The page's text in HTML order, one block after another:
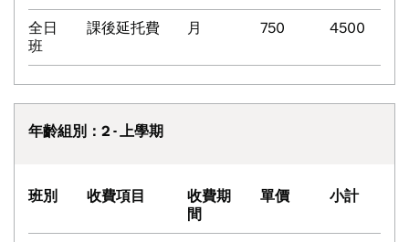
全日
班
課後延托費 月 750 4500
年齡組別：2 - 上學期
班別 收費項目
收費期
間
單價 小計